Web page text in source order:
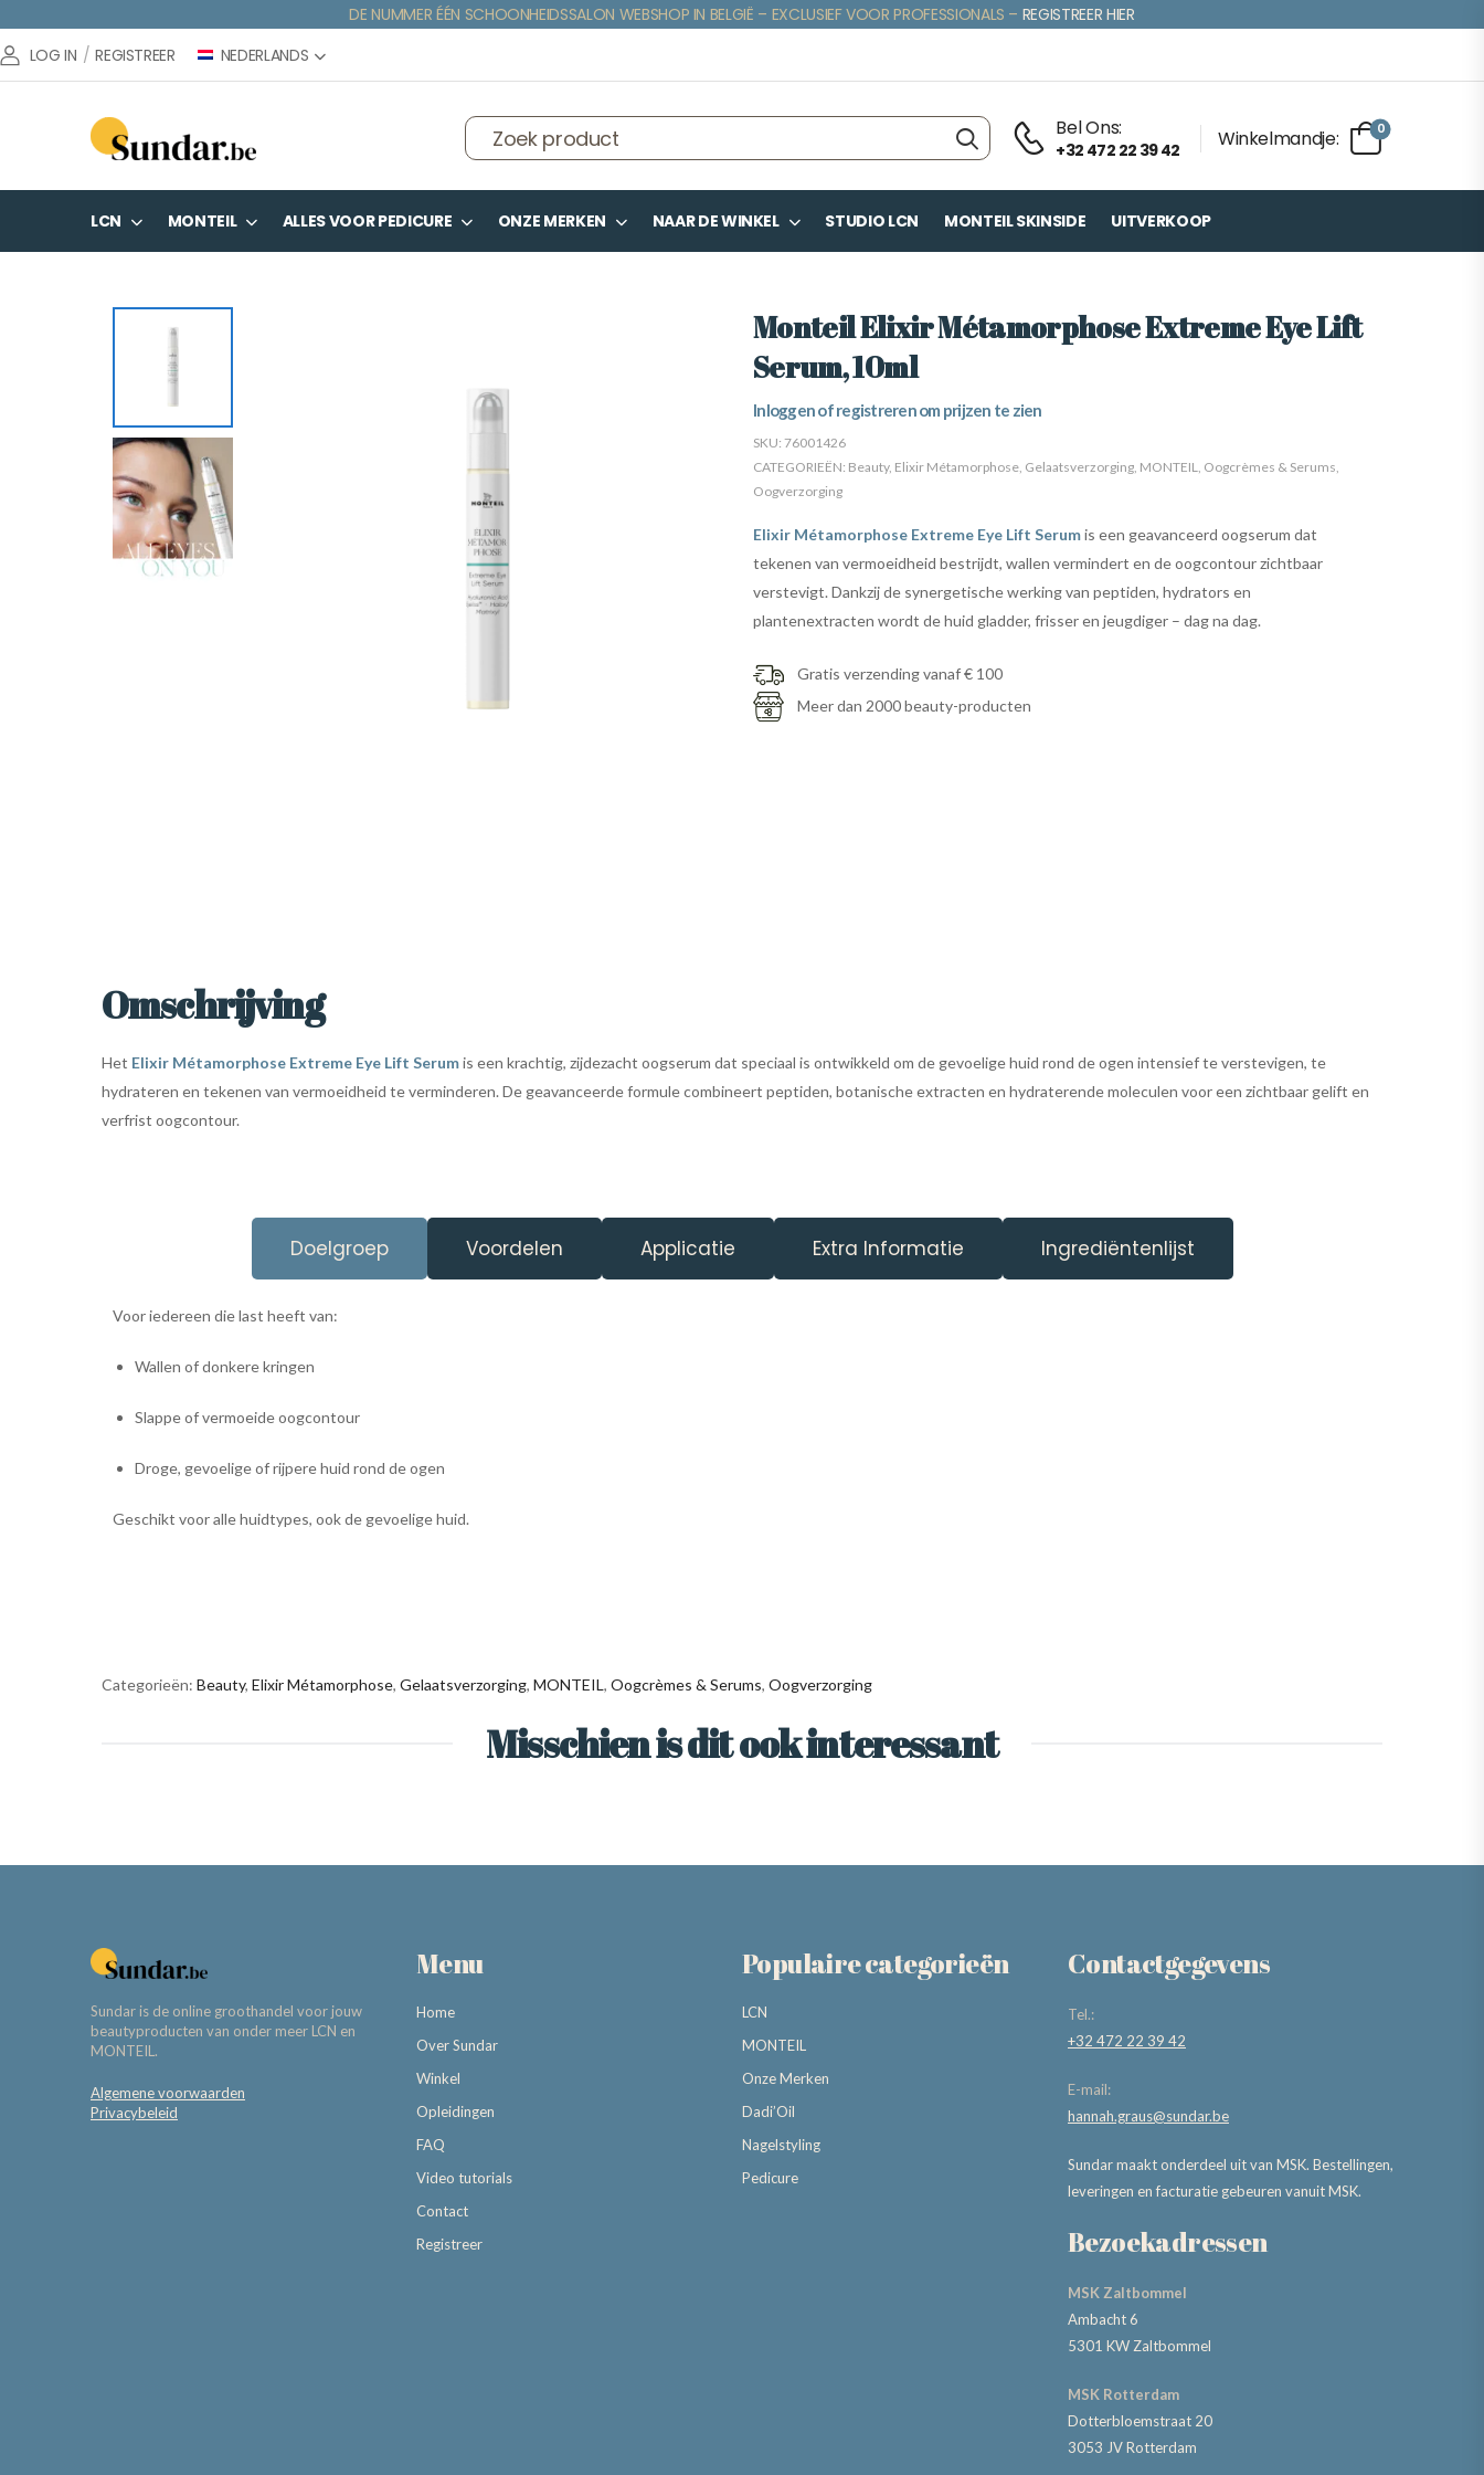
DE NUMMER ÉÉN SCHOONHEIDSSALON WEBSHOP IN BELGIË – EXCLUSIEF VOOR PROFESSIONALS – REGISTREER HIER
LOG IN / REGISTREER NEDERLANDS
Bel Ons:
+32 472 22 39 42 Winkelmandje: 0
LCN MONTEIL ALLES VOOR PEDICURE ONZE MERKEN NAAR DE WINKEL STUDIO LCN MONTEIL SKINSIDE UITVERKOOP
Monteil Elixir Métamorphose Extreme Eye Lift
Serum, 10ml
Inloggen of registreren om prijzen te zien
SKU: 76001426
CATEGORIEËN: Beauty, Elixir Métamorphose, Gelaatsverzorging, MONTEIL, Oogcrèmes & Serums,
Oogverzorging
Elixir Métamorphose Extreme Eye Lift Serumis een geavanceerd oogserum dat
tekenen van vermoeidheid bestrijdt, wallen vermindert en de oogcontour zichtbaar
verstevigt. Dankzij de synergetische werking van peptiden, hydrators en
plantenextracten wordt de huid gladder, frisser en jeugdiger – dag na dag.
Gratis verzending vanaf € 100
Meer dan 2000 beauty-producten
Omschrijving
Het Elixir Métamorphose Extreme Eye Lift Serumis een krachtig, zijdezacht oogserum dat speciaal is ontwikkeld om de gevoelige huid rond de ogen intensief te verstevigen, te
hydrateren en tekenen van vermoeidheid te verminderen. De geavanceerde formule combineert peptiden, botanische extracten en hydraterende moleculen voor een zichtbaar gelift en
verfrist oogcontour.
Doelgroep Voordelen Applicatie Extra Informatie Ingrediëntenlijst
Voor iedereen die last heeft van:
Wallen of donkere kringen
Slappe of vermoeide oogcontour
Droge, gevoelige of rijpere huid rond de ogen
Geschikt voor alle huidtypes, ook de gevoelige huid.
Categorieën: Beauty, Elixir Métamorphose, Gelaatsverzorging, MONTEIL, Oogcrèmes & Serums, Oogverzorging
Misschien is dit ook interessant
Sundar is de online groothandel voor jouw
beautyproducten van onder meer LCN en
MONTEIL.
Algemene voorwaarden
Privacybeleid
Menu
Home
Over Sundar
Winkel
Opleidingen
FAQ
Video tutorials
Contact
Registreer
Populaire categorieën
LCN
MONTEIL
Onze Merken
Dadi’Oil
Nagelstyling
Pedicure
Contactgegevens
Tel.:
+32 472 22 39 42
E-mail:
hannah.graus@sundar.be
Sundar maakt onderdeel uit van MSK. Bestellingen,
leveringen en facturatie gebeuren vanuit MSK.
Bezoekadressen
MSK Zaltbommel
Ambacht 6
5301 KW Zaltbommel
MSK Rotterdam
Dotterbloemstraat 20
3053 JV Rotterdam